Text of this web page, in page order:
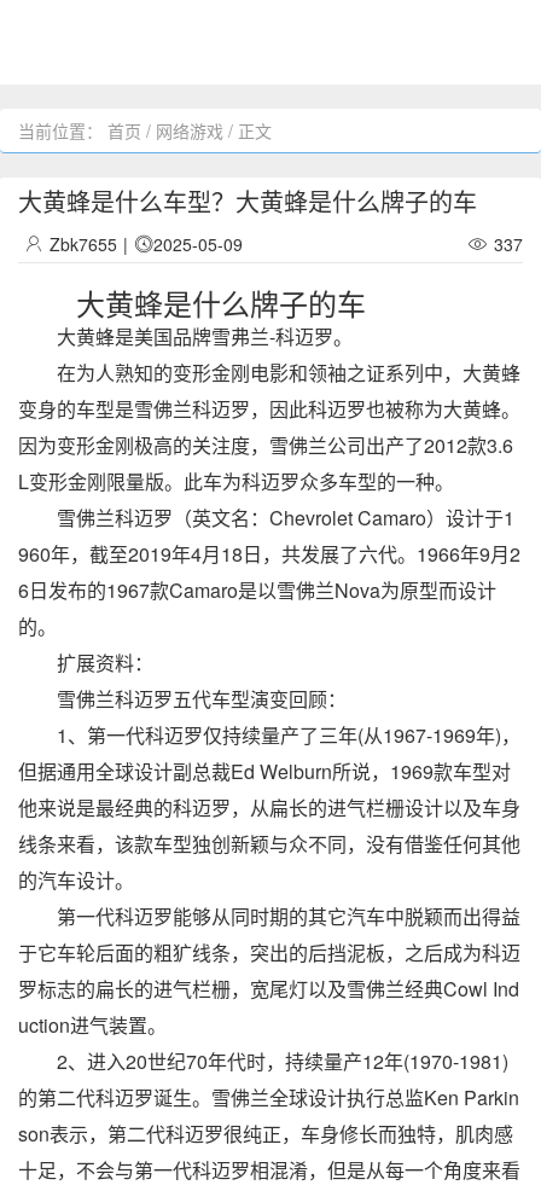
当前位置： 首页 / 网络游戏 / 正文
大黄蜂是什么车型？大黄蜂是什么牌子的车
Zbk7655 | 2025-05-09 337
大黄蜂是什么牌子的车
大黄蜂是美国品牌雪弗兰-科迈罗。
在为人熟知的变形金刚电影和领袖之证系列中，大黄蜂
变身的车型是雪佛兰科迈罗，因此科迈罗也被称为大黄蜂。
因为变形金刚极高的关注度，雪佛兰公司出产了2012款3.6
L变形金刚限量版。此车为科迈罗众多车型的一种。
雪佛兰科迈罗（英文名：Chevrolet Camaro）设计于1
960年，截至2019年4月18日，共发展了六代。1966年9月2
6日发布的1967款Camaro是以雪佛兰Nova为原型而设计
的。
扩展资料：
雪佛兰科迈罗五代车型演变回顾：
1、第一代科迈罗仅持续量产了三年(从1967-1969年)，
但据通用全球设计副总裁Ed Welburn所说，1969款车型对
他来说是最经典的科迈罗，从扁长的进气栏栅设计以及车身
线条来看，该款车型独创新颖与众不同，没有借鉴任何其他
的汽车设计。
第一代科迈罗能够从同时期的其它汽车中脱颖而出得益
于它车轮后面的粗犷线条，突出的后挡泥板，之后成为科迈
罗标志的扁长的进气栏栅，宽尾灯以及雪佛兰经典Cowl Ind
uction进气装置。
2、进入20世纪70年代时，持续量产12年(1970-1981)
的第二代科迈罗诞生。雪佛兰全球设计执行总监Ken Parkin
son表示，第二代科迈罗很纯正，车身修长而独特，肌肉感
十足，不会与第一代科迈罗相混淆，但是从每一个角度来看